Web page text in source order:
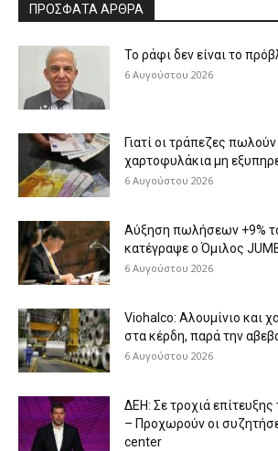
ΠΡΟΣΦΑΤΑ ΑΡΘΡΑ
Το ράφι δεν είναι το
6 Αυγούστου 2026
Γιατί οι τράπεζες
χαρτοφυλάκια μη
6 Αυγούστου 2026
Aύξηση πωλήσεων +9%
κατέγραψε ο Όμιλος
6 Αυγούστου 2026
Viohalco: Aλουμίνιο και
στα κέρδη, παρά την
6 Αυγούστου 2026
ΔΕΗ: Σε τροχιά
– Προχωρούν οι
center